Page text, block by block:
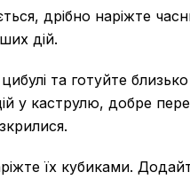
дрібно наріжте
дій.
та готуйте
у каструлю, добре
їх кубиками.